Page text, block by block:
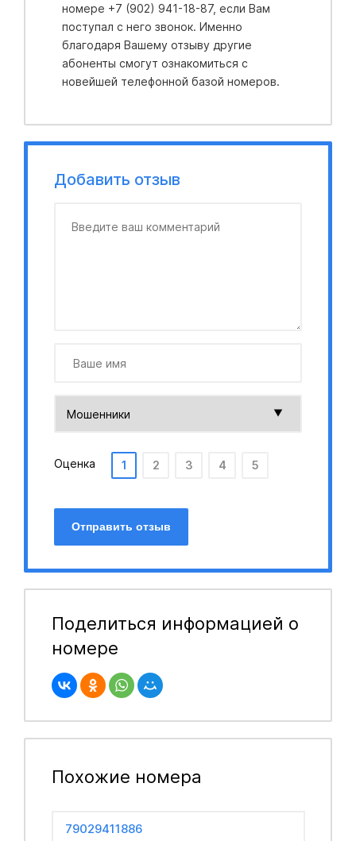
номере +7 (902) 941-18-87, если Вам
поступал с него звонок. Именно
благодаря Вашему отзыву другие
абоненты смогут ознакомиться с
новейшей телефонной базой номеров.
Добавить отзыв
Оценка 1 2 3 4 5
Отправить отзыв
Поделиться информацией о
номере
Похожие номера
79029411886